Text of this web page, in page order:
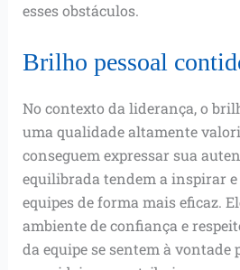
esses obstáculos.
Brilho pessoal
No contexto da liderança, o
uma qualidade altamente
conseguem expressar sua
equilibrada tendem a inspirar
equipes de forma mais eficaz.
ambiente de confiança e
da equipe se sentem à